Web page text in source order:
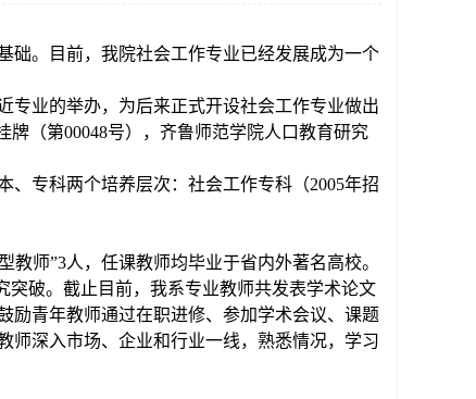
础。目前，我院社会工作专业已经发展成为一个
专业的举办，为后来正式开设社会工作专业做出
牌（第00048号），齐鲁师范学院人口教育研究
、专科两个培养层次：社会工作专科（2005年招
教师”3人 ， 任课教师均毕业于省内外著名高校。
突破。 截止 目前，我系专业教师共发表学术论文
励青年教师通过在职进修、参加学术会议、课题
师深入市场、企业和行业一线，熟悉情况，学习